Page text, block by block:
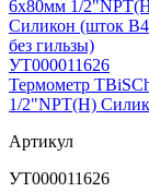
Термометр
1/2"NPT(Н)
Артикул
УТ000011626